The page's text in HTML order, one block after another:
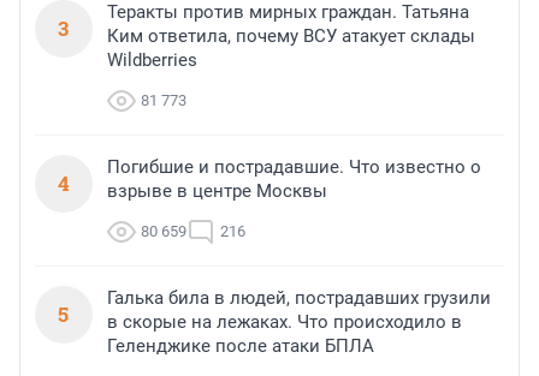
3
Теракты против мирных граждан. Татьяна
Ким ответила, почему ВСУ атакует склады
Wildberries
81 773
4
Погибшие и пострадавшие. Что известно о
взрыве в центре Москвы
80 659 216
5
Галька била в людей, пострадавших грузили
в скорые на лежаках. Что происходило в
Геленджике после атаки БПЛА